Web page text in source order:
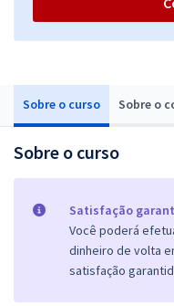
Sobre o curso Sobre o
Sobre o curso
Satisfação
Você poderá
dinheiro de volta
satisfação